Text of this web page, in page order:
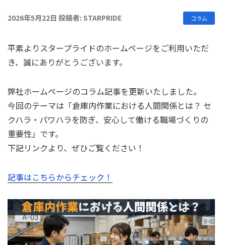
投
2026年5月22日 投稿者: STARPRIDE コラム
平素よりスタープライドのホームページをご利用いただ
き、誠にありがとうございます。
弊社ホームページのコラム記事を更新いたしました。
今回のテーマは「倉庫内作業における人間関係とは？ セ
クハラ・パワハラを防ぎ、安心して働ける職場づくりの
重要性」です。
下記リンクより、ぜひご覧ください！
記事はこちらからチェック！